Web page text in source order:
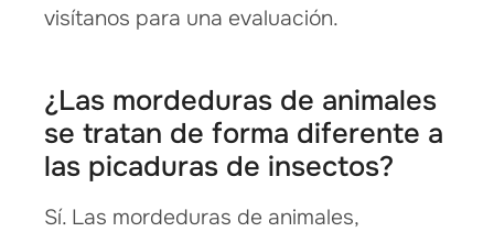
visítanos para una evaluación.
¿Las mordeduras de animales
se tratan de forma diferente a
las picaduras de insectos?
Sí. Las mordeduras de animales,